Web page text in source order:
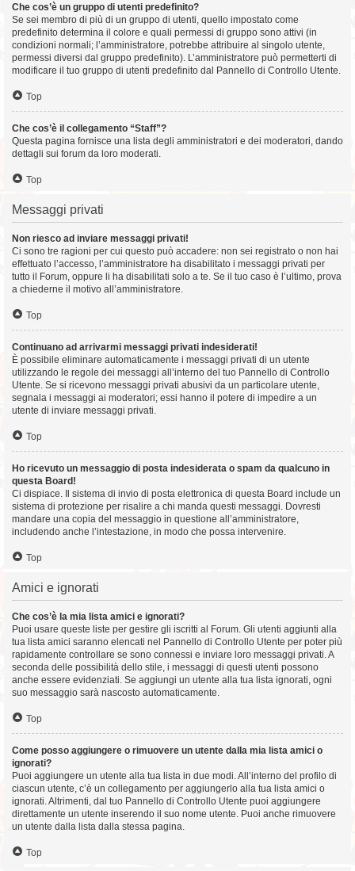
Che cos’è un gruppo di utenti predefinito?
Se sei membro di più di un gruppo di utenti, quello impostato come
predefinito determina il colore e quali permessi di gruppo sono attivi (in
condizioni normali; l’amministratore, potrebbe attribuire al singolo utente,
permessi diversi dal gruppo predefinito). L’amministratore può permetterti di
modificare il tuo gruppo di utenti predefinito dal Pannello di Controllo Utente.
Top
Che cos’è il collegamento “Staff”?
Questa pagina fornisce una lista degli amministratori e dei moderatori, dando
dettagli sui forum da loro moderati.
Top
Messaggi privati
Non riesco ad inviare messaggi privati!
Ci sono tre ragioni per cui questo può accadere: non sei registrato o non hai
effettuato l’accesso, l’amministratore ha disabilitato i messaggi privati per
tutto il Forum, oppure li ha disabilitati solo a te. Se il tuo caso è l’ultimo, prova
a chiederne il motivo all’amministratore.
Top
Continuano ad arrivarmi messaggi privati indesiderati!
È possibile eliminare automaticamente i messaggi privati ​​di un utente
utilizzando le regole dei messaggi all’interno del tuo Pannello di Controllo
Utente. Se si ricevono messaggi privati ​​abusivi da un particolare utente,
segnala i messaggi ai moderatori; essi hanno il potere di impedire a un
utente di inviare messaggi privati​​.
Top
Ho ricevuto un messaggio di posta indesiderata o spam da qualcuno in
questa Board!
Ci dispiace. Il sistema di invio di posta elettronica di questa Board include un
sistema di protezione per risalire a chi manda questi messaggi. Dovresti
mandare una copia del messaggio in questione all’amministratore,
includendo anche l’intestazione, in modo che possa intervenire.
Top
Amici e ignorati
Che cos’è la mia lista amici e ignorati?
Puoi usare queste liste per gestire gli iscritti al Forum. Gli utenti aggiunti alla
tua lista amici saranno elencati nel Pannello di Controllo Utente per poter più
rapidamente controllare se sono connessi e inviare loro messaggi privati. A
seconda delle possibilità dello stile, i messaggi di questi utenti possono
anche essere evidenziati. Se aggiungi un utente alla tua lista ignorati, ogni
suo messaggio sarà nascosto automaticamente.
Top
Come posso aggiungere o rimuovere un utente dalla mia lista amici o
ignorati?
Puoi aggiungere un utente alla tua lista in due modi. All’interno del profilo di
ciascun utente, c’è un collegamento per aggiungerlo alla tua lista amici o
ignorati. Altrimenti, dal tuo Pannello di Controllo Utente puoi aggiungere
direttamente un utente inserendo il suo nome utente. Puoi anche rimuovere
un utente dalla lista dalla stessa pagina.
Top